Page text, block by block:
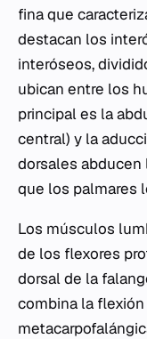
fina que
destacan los
interóseos,
ubican entre los
principal es la
central) y la
dorsales abducen
que los palmares
Los músculos
de los flexores
dorsal de la
combina la